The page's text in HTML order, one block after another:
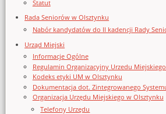
Statut
Rada Seniorów w Olsztynku
Nabór kandydatów do II kadencji Rady
Urząd Miejski
Informacje Ogólne
Regulamin Organizacyjny Urzedu
Kodeks etyki UM w Olsztynku
Dokumentacja dot. Zintegrowanego
Organizacja Urzędu Miejskiego w Olsztynku
Telefony Urzędu